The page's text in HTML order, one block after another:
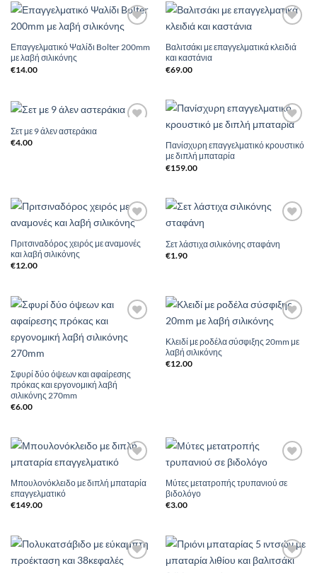
Add to
Wishlist
Επαγγελματικό Ψαλίδι Bolter 200mm
με λαβή σιλικόνης
€14.00
Wishlist
Βαλιτσάκι με επαγγελματικά κλειδιά
και καστάνια
€69.00
Σετ με 9 άλεν αστεράκια
€4.00
Add to
Πανίσχυρη επαγγελματικό κρουστικό
με διπλή μπαταρία
€159.00
Add to
Wishlist
Πριτσιναδόρος χειρός με αναμονές
και λαβή σιλικόνης
€12.00
Σετ λάστιχα σιλικόνης σταφάνη
€1.90
Wishlist
Σφυρί δύο όψεων και αφαίρεσης
πρόκας και εργονομική λαβή
σιλικόνης 270mm
€6.00
Κλειδί με ροδέλα σύσφιξης 20mm με
λαβή σιλικόνης
€12.00
Wishlist
Μπουλονόκλειδο με διπλή μπαταρία
επαγγελματικό
€149.00
Wishlist
Μύτες μετατροπής τρυπανιού σε
βιδολόγο
€3.00
Add to